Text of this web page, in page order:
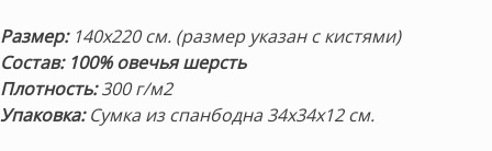
Размер:140х220 см. (размер указан с кистями)
Состав: 100% овечья шерсть
Плотность:300 г/м2
Упаковка:Сумка из спанбодна 34х34х12 см.